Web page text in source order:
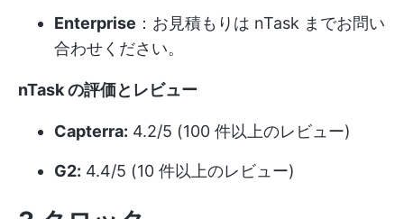
Enterprise ：お見積もりは nTask までお問い
合わせください。
nTask の評価とレビュー
Capterra: 4.2/5 (100 件以上のレビュー)
G2: 4.4/5 (10 件以上のレビュー)